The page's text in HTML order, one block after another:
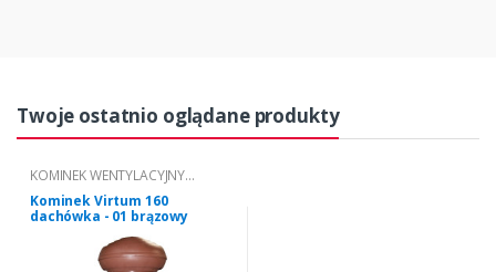
Twoje ostatnio oglądane produkty
KOMINEK WENTYLACYJNY
VIRTUM® TYP 01
Kominek Virtum 160
dachówka - 01 brązowy